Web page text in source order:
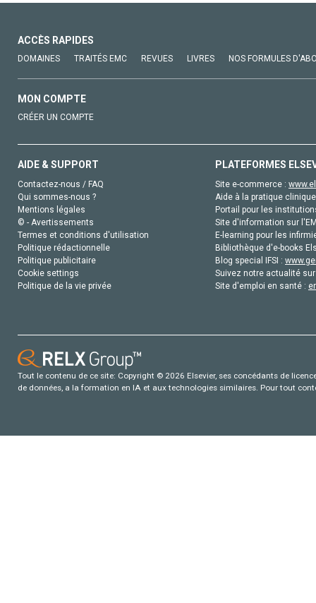
ACCÈS RAPIDES
DOMAINES TRAITÉS EMC REVUES LIVRES NOS FORMULES
MON COMPTE
CRÉER UN COMPTE
AIDE & SUPPORT
Contactez-nous / FAQ
Qui sommes-nous ?
Mentions légales
© - Avertissements
Termes et conditions d'utilisation
Politique rédactionnelle
Politique publicitaire
Cookie settings
Politique de la vie privée
PLATEFORMES
Site e-commerce :
Aide à la pratique
Portail pour les
Site d'information sur
E-learning pour les
Bibliothèque d'e-books
Blog special IFSI :
Suivez notre actualité
Site d'emploi en santé :
Tout le contenu de ce site: Copyright © 2026 Elsevier, ses concédants de
de données, a la formation en IA et aux technologies similaires. Pour tout